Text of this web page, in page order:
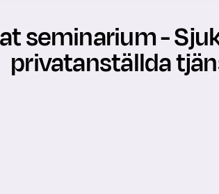
seminarium -
privatanställda